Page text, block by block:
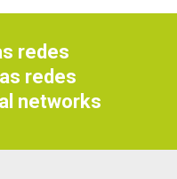
redes
redes
networks